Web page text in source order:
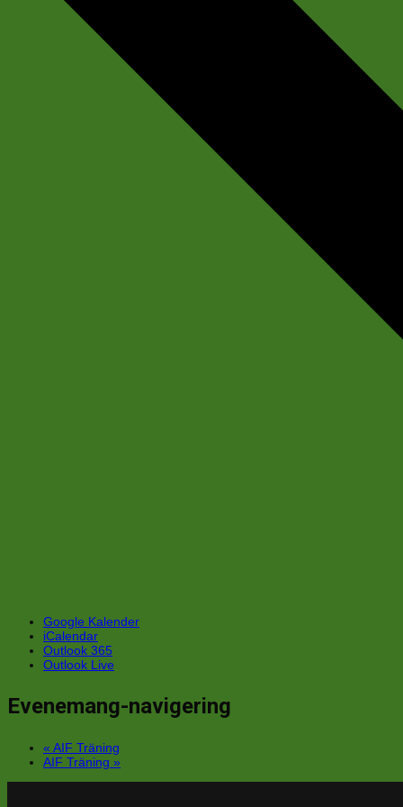
Google Kalender
iCalendar
Outlook 365
Outlook Live
Evenemang-navigering
« AIF Träning
AIF Träning »